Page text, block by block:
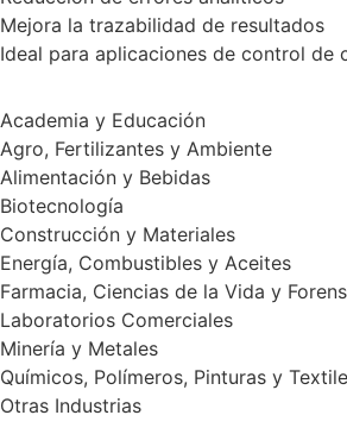
Mejora la trazabilidad de resultados
Ideal para aplicaciones de control de
Academia y Educación
Agro, Fertilizantes y Ambiente
Alimentación y Bebidas
Biotecnología
Construcción y Materiales
Energía, Combustibles y Aceites
Farmacia, Ciencias de la Vida y
Laboratorios Comerciales
Minería y Metales
Químicos, Polímeros, Pinturas y
Otras Industrias